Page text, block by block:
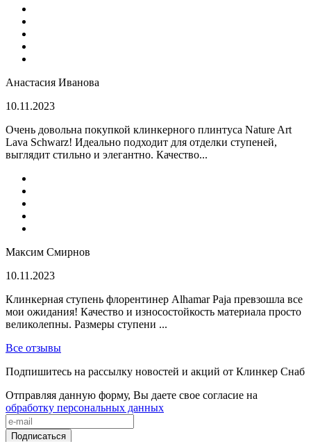
Анастасия Иванова
10.11.2023
Очень довольна покупкой клинкерного плинтуса Nature Art
Lava Schwarz! Идеально подходит для отделки ступеней,
выглядит стильно и элегантно. Качество...
Максим Смирнов
10.11.2023
Клинкерная ступень флорентинер Alhamar Paja превзошла все
мои ожидания! Качество и износостойкость материала просто
великолепны. Размеры ступени ...
Все отзывы
Подпишитесь на рассылку новостей и акций от Клинкер Снаб
Отправляя данную форму, Вы даете свое согласие на
обработку персональных данных
Подписаться